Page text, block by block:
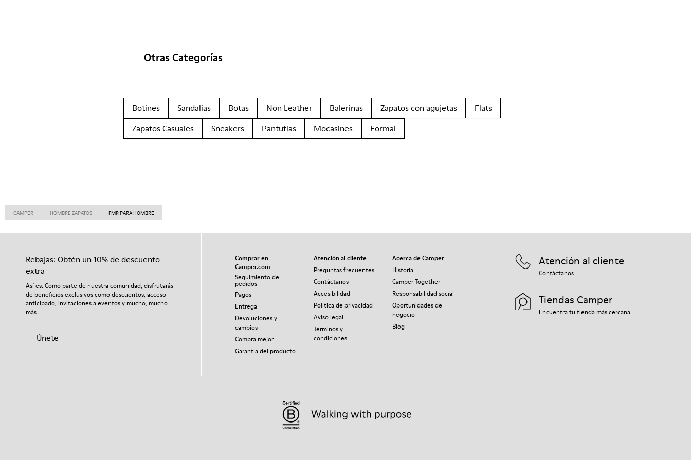
Otras Categorías
Botines Sandalias Botas Non Leather Balerinas Zapatos con agujetas
Flats
Zapatos Casuales
Sneakers Pantuflas Mocasines Formal
CAMPER HOMBRE ZAPATOS FMR PARA HOMBRE
Rebajas: Obtén un 10% de descuento
extra
Así es. Como parte de nuestra comunidad, disfrutarás
de beneficios exclusivos como descuentos, acceso
anticipado, invitaciones a eventos y mucho, mucho
más.
Únete
Comprar en
Camper.com
Seguimiento de
pedidos
Pagos
Entrega
Devoluciones y
cambios
Compra mejor
Garantía del producto
Atención al cliente
Preguntas frecuentes
Contáctanos
Accesibilidad
Política de privacidad
Aviso legal
Términos y
condiciones
Acerca de Camper
Historia
Camper Together
Responsabilidad social
Oportunidades de
negocio
Blog
Atención al cliente
Contáctanos
Tiendas Camper
Encuentra tu tienda más cercana